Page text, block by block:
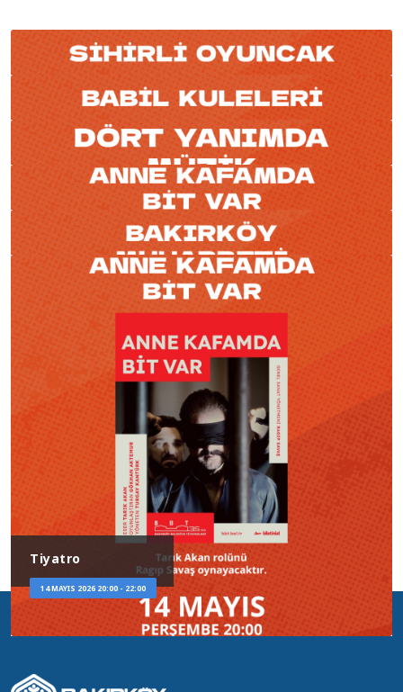
17 MAYIS 2026 13:00 - 14:00
16 MAYIS 2026 13:00 - 14:30
15 MAYIS 2026 20:00 - 22:00
Söyleşi
15 MAYIS 2026 14:00 - 16:00
Tiyatro
14 MAYIS 2026 20:00 - 22:00
YAKIN TARIHLI ETKINLIKLERI GÖSTER
Bilgileriniz ISO-
27001:2013 Güvenlik
Politikamız
Kapsamında
Korunmaktadır.